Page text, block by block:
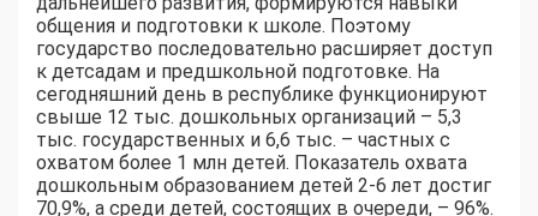
общения и подготовки к школе. Поэтому
государство последовательно расширяет доступ
к детсадам и предшкольной подготовке. На
сегодняшний день в республике функционируют
свыше 12 тыс. дошкольных организаций – 5,3
тыс. государственных и 6,6 тыс. – частных с
охватом более 1 млн детей. Показатель охвата
дошкольным образованием детей 2-6 лет достиг
70,9%, а среди детей, состоящих в очереди, – 96%.